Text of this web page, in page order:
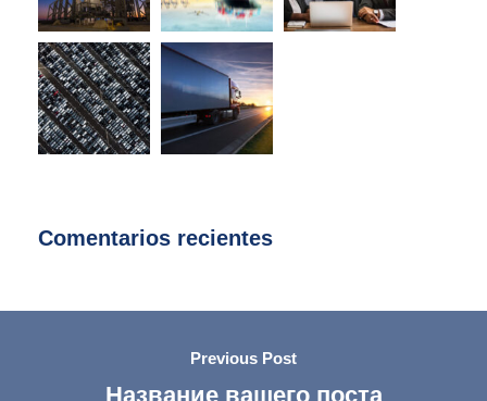
Comentarios recientes
Previous Post
Название вашего поста